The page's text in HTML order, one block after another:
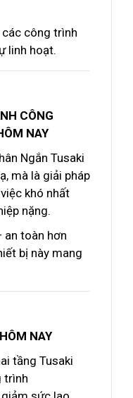
công trình
linh hoạt.
CÔNG
NAY
Ngắn Tusaki
mà là giải pháp
khó nhất
nặng.
an toàn hơn
bị này mang
NAY
tầng Tusaki
trình